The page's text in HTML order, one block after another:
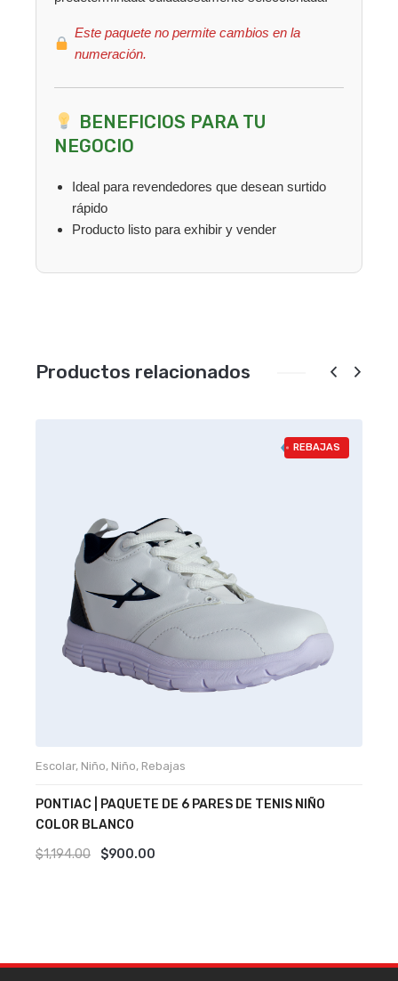
Este paquete no permite cambios en la
numeración.
BENEFICIOS PARA TU
NEGOCIO
Ideal para revendedores que desean surtido
rápido
Producto listo para exhibir y vender
Productos relacionados
REBAJAS
Escolar, Niño, Niño, Rebajas
PONTIAC | PAQUETE DE 6 PARES DE TENIS NIÑO
COLOR BLANCO
$1,194.00
Original
$900.00